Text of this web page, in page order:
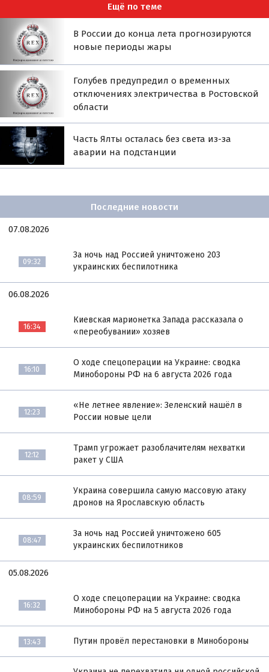
Ещё по теме
В России до конца лета прогнозируются
новые периоды жары
Голубев предупредил о временных
отключениях электричества в Ростовской
области
Часть Ялты осталась без света из-за
аварии на подстанции
Последние новости
07.08.2026
09:32
За ночь над Россией уничтожено 203
украинских беспилотника
06.08.2026
16:34
Киевская марионетка Запада рассказала о
«переобувании» хозяев
16:10
О ходе спецоперации на Украине: сводка
Минобороны РФ на 6 августа 2026 года
12:23
«Не летнее явление»: Зеленский нашёл в
России новые цели
12:12
Трамп угрожает разоблачителям нехватки
ракет у США
08:59
Украина совершила самую массовую атаку
дронов на Ярославскую область
08:47
За ночь над Россией уничтожено 605
украинских беспилотников
05.08.2026
16:32
О ходе спецоперации на Украине: сводка
Минобороны РФ на 5 августа 2026 года
13:43 Путин провёл перестановки в Минобороны